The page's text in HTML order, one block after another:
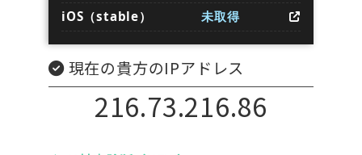
iOS（stable）
未取得
現在の貴方のIPアドレス
216.73.216.86